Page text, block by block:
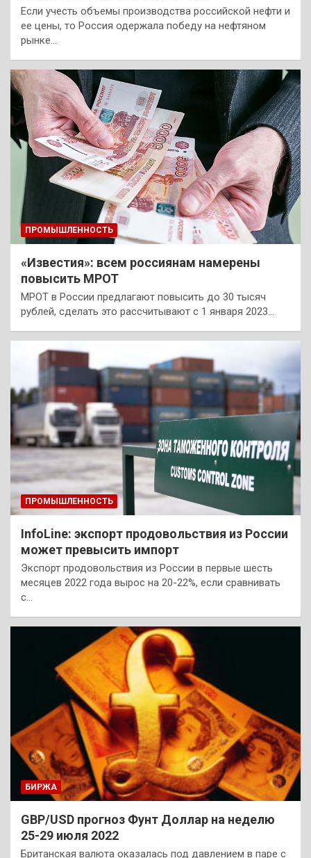
Если учесть объемы производства российской нефти и
ее цены, то Россия одержала победу на нефтяном
рынке…
ПРОМЫШЛЕННОСТЬ
«Известия»: всем россиянам намерены
повысить МРОТ
МРОТ в России предлагают повысить до 30 тысяч
рублей, сделать это рассчитывают с 1 января 2023…
ПРОМЫШЛЕННОСТЬ
InfoLine: экспорт продовольствия из России
может превысить импорт
Экспорт продовольствия из России в первые шесть
месяцев 2022 года вырос на 20-22%, если сравнивать
с…
БИРЖА
GBP/USD прогноз Фунт Доллар на неделю
25-29 июля 2022
Британская валюта оказалась под давлением в паре с